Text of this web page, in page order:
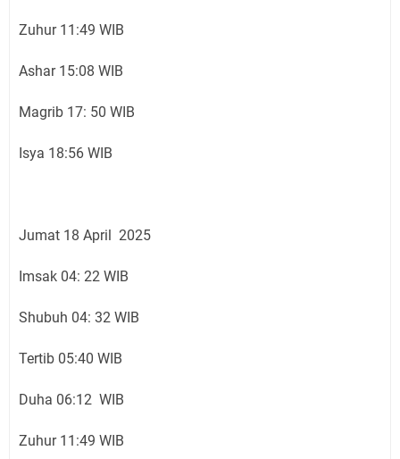
Zuhur 11:49 WIB
Ashar 15:08 WIB
Magrib 17: 50 WIB
Isya 18:56 WIB
Jumat 18 April 2025
Imsak 04: 22 WIB
Shubuh 04: 32 WIB
Tertib 05:40 WIB
Duha 06:12 WIB
Zuhur 11:49 WIB